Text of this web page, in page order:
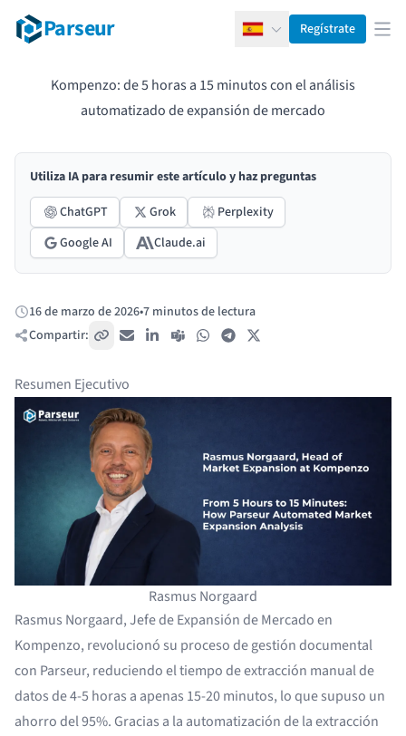
Parseur EspañolRegístrate
Kompenzo: de 5 horas a 15 minutos con el análisis
automatizado de expansión de mercado
Utiliza IA para resumir este artículo y haz preguntas
ChatGPT
Grok
Perplexity
Google AI
Claude.ai
Publicado:
16 de marzo de 2026•7 minutos de lectura
Compartir:
Copiar enlace
Correo electrónico
LinkedIn
Teams WhatsAppTelegram
Resumen Ejecutivo
Rasmus Norgaard
Rasmus Norgaard, Jefe de Expansión de Mercado en
Kompenzo, revolucionó su proceso de gestión documental
con Parseur, reduciendo el tiempo de extracción manual de
datos de 4-5 horas a apenas 15-20 minutos, lo que supuso un
ahorro del 95%. Gracias a la automatización de la extracción